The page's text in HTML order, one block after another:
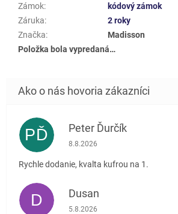
Zámok:
kódový zámok
Záruka:
2 roky
Značka:
Madisson
Položka bola vypredaná…
PĎ Peter Ďurčík
Hodnotenie obchodu je 5 z 5
8.8.2026
Rychle dodanie, kvalta kufrou na 1.
D Dusan
Hodnotenie obchodu je 5 z 5
5.8.2026